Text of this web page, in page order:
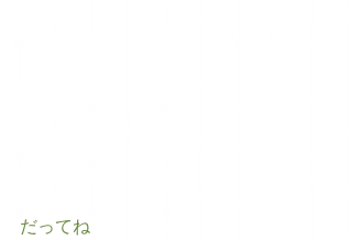
だってね